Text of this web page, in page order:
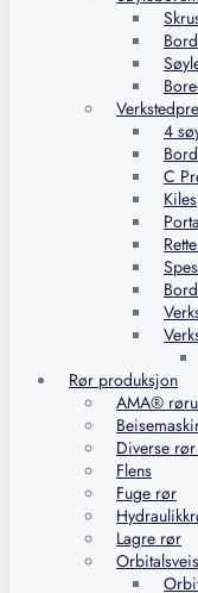
4
C
Rør produksjon
AMA®
Diverse
Flens
Fuge rør
Lagre rør